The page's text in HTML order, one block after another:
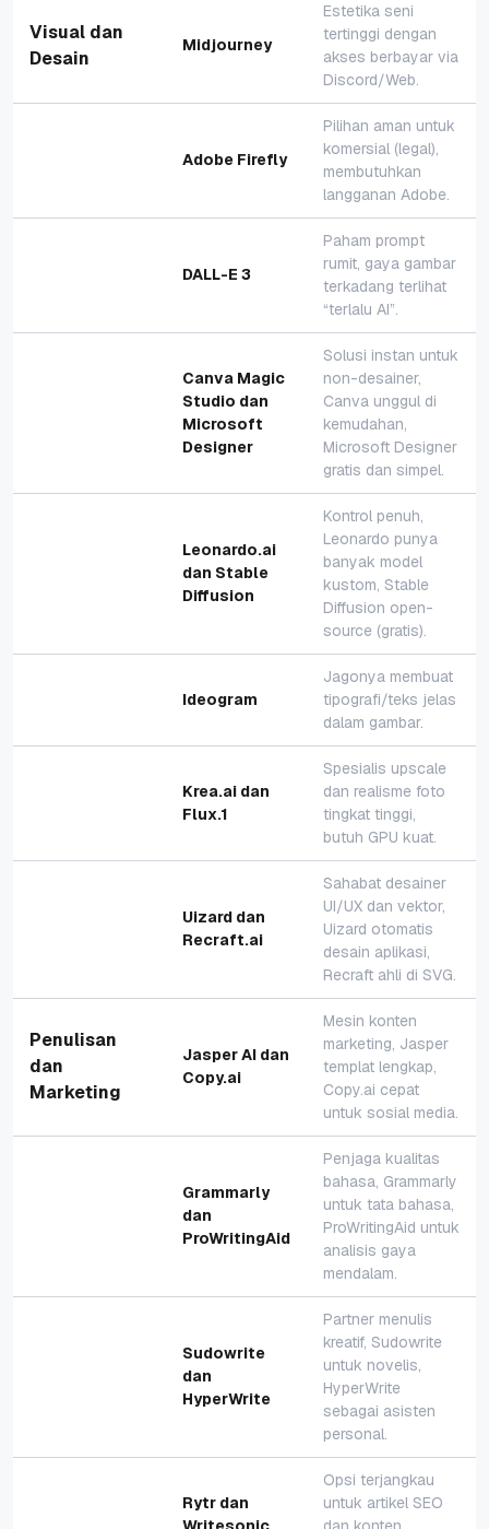
Visual dan
Desain
Midjourney
Estetika seni
tertinggi dengan
akses berbayar via
Discord/Web.
Adobe Firefly
Pilihan aman untuk
komersial (legal),
membutuhkan
langganan Adobe.
DALL-E 3
Paham prompt
rumit, gaya gambar
terkadang terlihat
“terlalu AI”.
Canva Magic
Studio dan
Microsoft
Designer
Solusi instan untuk
non-desainer,
Canva unggul di
kemudahan,
Microsoft Designer
gratis dan simpel.
Leonardo.ai
dan Stable
Diffusion
Kontrol penuh,
Leonardo punya
banyak model
kustom, Stable
Diffusion open-
source (gratis).
Ideogram
Jagonya membuat
tipografi/teks jelas
dalam gambar.
Krea.ai dan
Flux.1
Spesialis upscale
dan realisme foto
tingkat tinggi,
butuh GPU kuat.
Uizard dan
Recraft.ai
Sahabat desainer
UI/UX dan vektor,
Uizard otomatis
desain aplikasi,
Recraft ahli di SVG.
Penulisan
dan
Marketing
Jasper AI dan
Copy.ai
Mesin konten
marketing, Jasper
templat lengkap,
Copy.ai cepat
untuk sosial media.
Grammarly
dan
ProWritingAid
Penjaga kualitas
bahasa, Grammarly
untuk tata bahasa,
ProWritingAid untuk
analisis gaya
mendalam.
Sudowrite
dan
HyperWrite
Partner menulis
kreatif, Sudowrite
untuk novelis,
HyperWrite
sebagai asisten
personal.
Rytr dan
Opsi terjangkau
untuk artikel SEO